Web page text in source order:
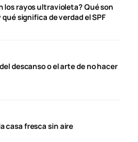
los rayos ultravioleta? Qué son
qué significa de verdad el SPF
descanso o el arte de no hacer
casa fresca sin aire